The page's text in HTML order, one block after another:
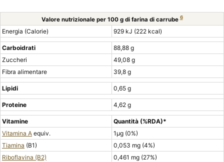
Valore nutrizionale per 100 g di farina di carrube6
Energia (Calorie) 929 kJ (222 kcal)
Carboidrati
88,88 g
Zuccheri
49,08 g
Fibra alimentare
39,8 g
Lipidi 0,65 g
Proteine 4,62 g
Vitamine Quantità (%RDA)*
Vitamina A equiv.
1μg (0%)
Tiamina (B1)
0,053 mg (4%)
Riboflavina (B2)
0,461 mg (27%)